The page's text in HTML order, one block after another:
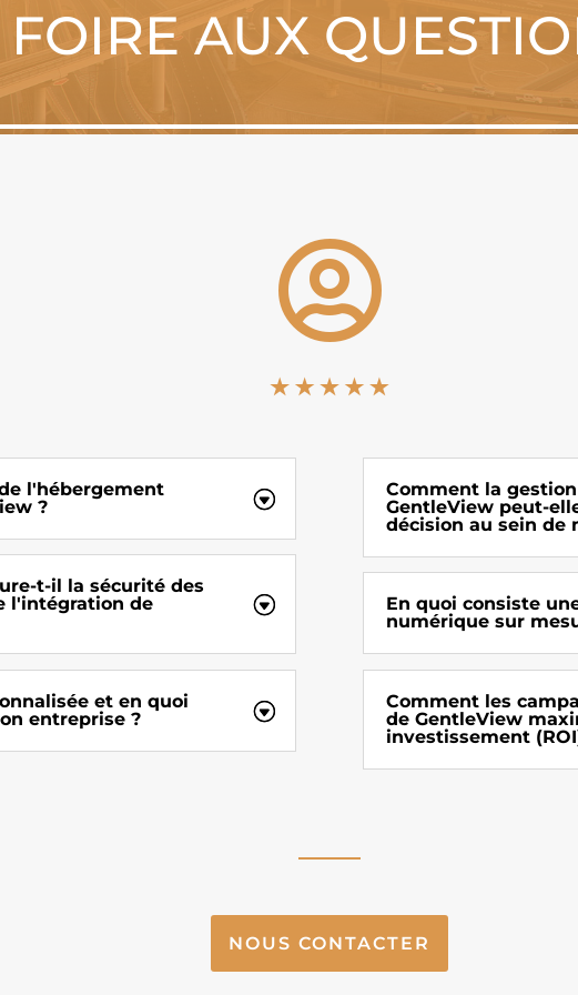
FOIRE AUX

l'hébergement
?
t-il la sécurité des
l'intégration de
et en quoi
entreprise ?
Comment la
GentleView peut-
décision au sein de
En quoi consiste
numérique sur
Comment les
de GentleView
investissement
NOUS CONTACTER